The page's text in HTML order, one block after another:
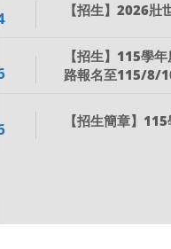
【招生】2026
【招生】115學
路報名至115/8/
【招生簡章】